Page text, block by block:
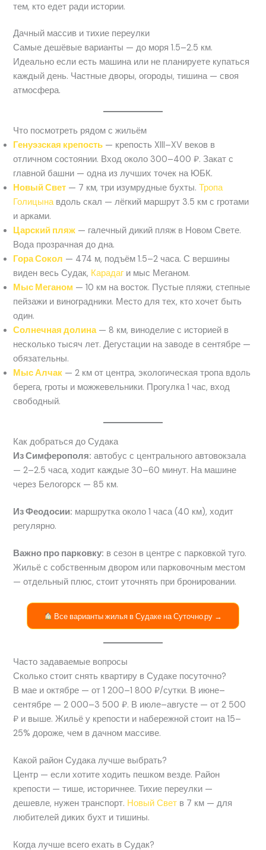
тем, кто едет ради истории.
Дачный массив и тихие переулки
Самые дешёвые варианты — до моря 1.5–2.5 км.
Идеально если есть машина или не планируете купаться
каждый день. Частные дворы, огороды, тишина — своя
атмосфера.
Что посмотреть рядом с жильём
Генуэзская крепость — крепость XIII–XV веков в
отличном состоянии. Вход около 300–400 ₽. Закат с
главной башни — одна из лучших точек на ЮБК.
Новый Свет — 7 км, три изумрудные бухты.Тропа
Голицынавдоль скал — лёгкий маршрут 3.5 км с гротами
и арками.
Царский пляж — галечный дикий пляж в Новом Свете.
Вода прозрачная до дна.
Гора Сокол — 474 м, подъём 1.5–2 часа. С вершины
виден весь Судак, Карадаг и мыс Меганом.
Мыс Меганом — 10 км на восток. Пустые пляжи, степные
пейзажи и виноградники. Место для тех, кто хочет быть
один.
Солнечная долина— 8 км, виноделие с историей в
несколько тысяч лет. Дегустации на заводе в сентябре —
обязательны.
Мыс Алчак — 2 км от центра, экологическая тропа вдоль
берега, гроты и можжевельники. Прогулка 1 час, вход
свободный.
Как добраться до Судака
Из Симферополя: автобус с центрального автовокзала
— 2–2.5 часа, ходит каждые 30–60 минут. На машине
через Белогорск — 85 км.
Из Феодосии: маршрутка около 1 часа (40 км), ходит
регулярно.
Важно про парковку: в сезон в центре с парковкой туго.
Жильё с собственным двором или парковочным местом
— отдельный плюс, стоит уточнять при бронировании.
Все варианты жилья в Судаке на Суточно.ру →
Часто задаваемые вопросы
Сколько стоит снять квартиру в Судаке посуточно?
В мае и октябре — от 1 200–1 800 ₽/сутки. В июне–
сентябре — 2 000–3 500 ₽. В июле–августе — от 2 500
₽ и выше. Жильё у крепости и набережной стоит на 15–
25% дороже, чем в дачном массиве.
Какой район Судака лучше выбрать?
Центр — если хотите ходить пешком везде. Район
крепости — тише, историчнее. Тихие переулки —
дешевле, нужен транспорт. Новый Свет в 7 км — для
любителей диких бухт и тишины.
Когда лучше всего ехать в Судак?